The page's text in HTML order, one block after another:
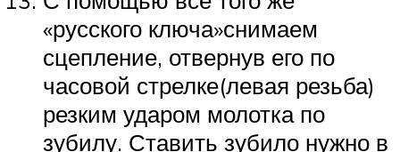
«русского ключа»снимаем
сцепление, отвернув его по
часовой стрелке(левая резьба)
резким ударом молотка по
зубилу. Ставить зубило нужно в